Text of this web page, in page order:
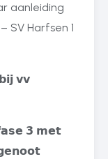
aanleiding
SV Harfsen 1
𝘃𝘃
𝟯 𝗺𝗲𝘁